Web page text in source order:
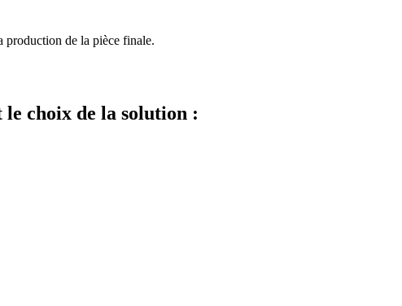
production de la pièce finale.
le choix de la solution :